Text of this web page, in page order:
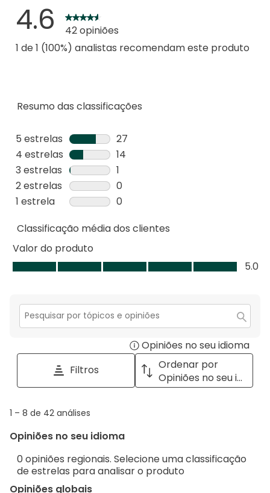
Resumo das classificações
5 estrelas estrelas
27
27
análises
com
5
4 estrelas estrelas
14
14
análises
com
estrelas.
3 estrelas estrelas
1
1
análise
3
2 estrelas estrelas
0
0
com
1 estrela estrelas
0
análise
1
estrela.
4.6
42 opiniões
1 de 1 (100%) analistas recomendam este produto
Classificação média dos clientes
Valor do produto
Valor
5.0
em
5.0
Secção
Opiniões no seu idioma
a
with
Filtros
Ordenar por
Opiniões no seu idioma
1
8
42
análises
1 – 8 de 42 análises
Opiniões no seu idioma
0 opiniões regionais. Selecione uma classificação
de estrelas para analisar o produto
Opiniões globais